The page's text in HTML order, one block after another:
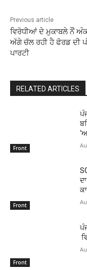
Previous article
ਵਿਰੋਧੀਆਂ ਦੇ ਮੁਕਾਬਲੇ ਨੌਂ
ਅੱਗੇ ਚੱਲ ਰਹੀ ਹੈ ਫੋਰਡ ਦੀ
ਪਾਰਟੀ
RELATED ARTICLES
Front
Front
Front